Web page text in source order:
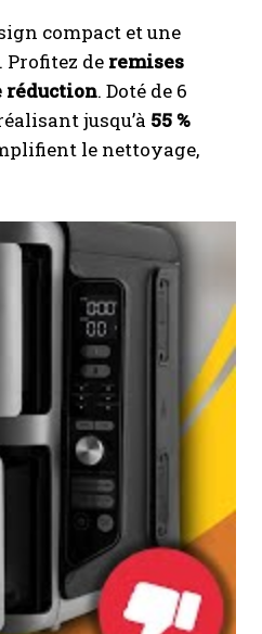
compact et une
Profitez de remises
réduction. Doté de 6
jusqu’à 55 %
le nettoyage,